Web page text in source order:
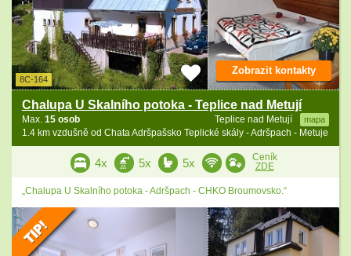
8C-164
Chalupa U Skalního potoka - Teplice nad Metují
Teplice nad Metují mapa
Max. 15 osob
1.4 km vzdušně od Chata Adršpašsko Teplické skály - Adršpach - Metuje
Zobrazit kontakty
4x 5x 5x
Ceník
ZDE
„Chalupa U Skalního potoka - Adršpach - CHKO Broumovsko.“